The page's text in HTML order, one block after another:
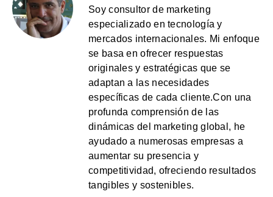
Soy consultor de marketing
especializado en tecnología y
mercados internacionales. Mi enfoque
se basa en ofrecer respuestas
originales y estratégicas que se
adaptan a las necesidades
específicas de cada cliente.Con una
profunda comprensión de las
dinámicas del marketing global, he
ayudado a numerosas empresas a
aumentar su presencia y
competitividad, ofreciendo resultados
tangibles y sostenibles.